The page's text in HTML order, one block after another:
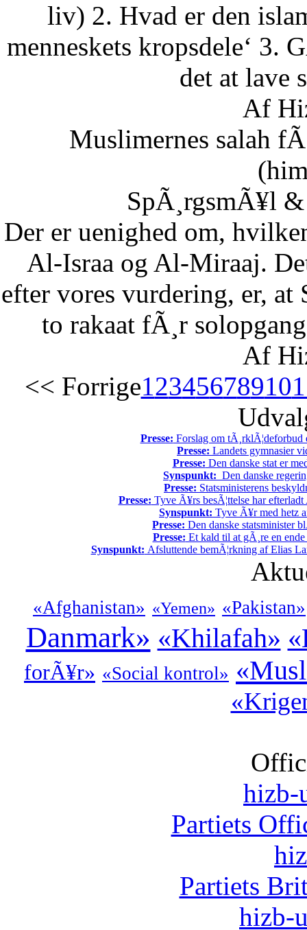
liv) 2. Hvad er den
menneskets kropsdele‘ 3.
det at lave
Af
Muslimernes salah
SpÃ¸rgsmÃ¥l
Der er uenighed om,
Al-Israa og Al-Miraaj.
efter vores vurdering, er, at
to rakaat fÃ¸r
Af
<< Forrige12345678910
Presse: Forslag om tÃ¸rklÃ¦deforbud
Presse: Landets gymnasier
Presse: Den danske stat er
Synspunkt: Den danske
Presse: Statsministerens
Presse: Tyve Ã¥rs besÃ¦ttelse har
Synspunkt: Tyve Ã¥r med hetz
Presse: Den danske statsminister
Presse: Et kald til at gÃ¸re en
Synspunkt: Afsluttende bemÃ¦rkning af Elias
«Afghanistan» «Yemen» «Pakistan»
Danmark» «Khilafah»
forÃ¥r» «Social kontrol»
hizb-
Partiets
Partiets
hizb-